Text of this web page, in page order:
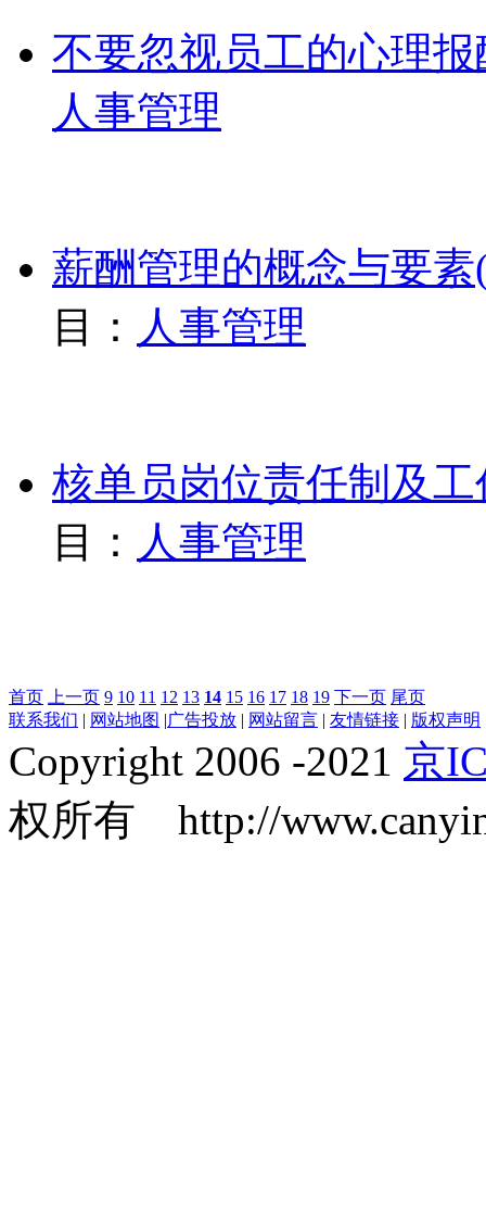
不要忽视员工的心理
人事管理
薪酬管理的概念与要
目： 人事管理
核单员岗位责任制及
目： 人事管理
首页 上一页 9 10 11 12 13 14 15 16 17 18 19 下一页 尾页
联系我们 | 网站地图 |广告投放 | 网站留言 | 友情链接 | 版权声明
Copyright 2006 -2021 京
权所有 http://